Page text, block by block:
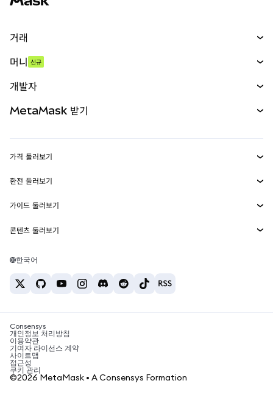
거래
무기한 선물
실물자산
머니 신규
개발자
MetaMask Connect
Snaps
웹3 서비스
MetaMask 받기
보안
고객 지원
채용
가격 둘러보기
이더리움 가격
솔라나 가격
테더 가격
환전 둘러보기
ETH를 USD로 환전
USDT를 INR로 환전
BTC를 INR로 환전
ETH를 USDT로 환전
가이드 둘러보기
ETH 매수
USDT 매수
SHIB 매수
BNB 매수
콘텐츠 둘러보기
솔라나 지갑
암호화폐 세금 뉴스
암호화폐 매수 방법
비트코인 매도 방법
한국어
Consensys
개인정보 처리방침
이용약관
기여자 라이선스 계약
사이트맵
접근성
쿠키 관리
©2026 MetaMask • A Consensys Formation